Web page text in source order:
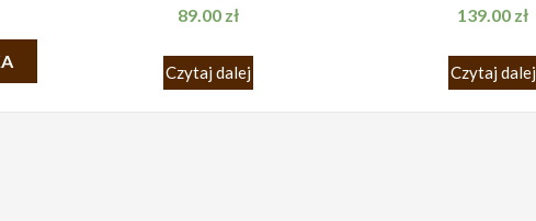
89.00 zł
Czytaj dalej
139.00 zł
Czytaj dalej